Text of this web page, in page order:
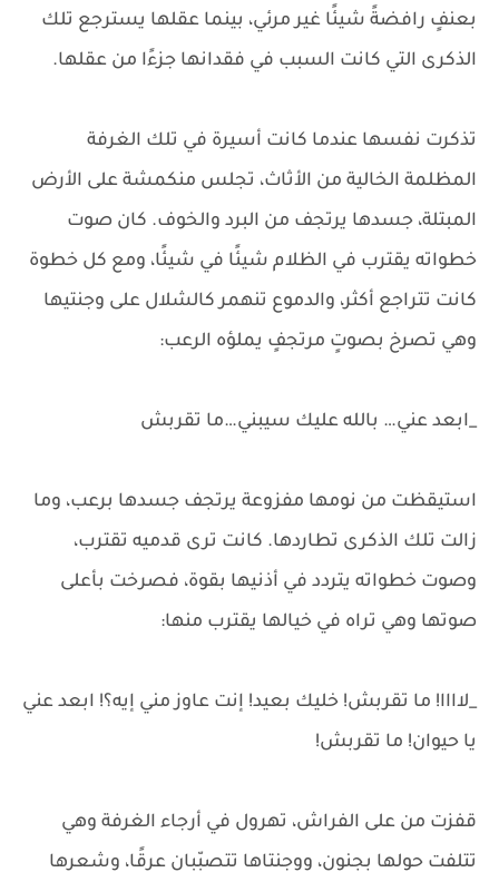
بعنفٍ رافضةً شيئًا غير مرئي، بينما عقلها يسترجع تلك
الذكرى التي كانت السبب في فقدانها جزءًا من عقلها.
تذكرت نفسها عندما كانت أسيرة في تلك الغرفة
المظلمة الخالية من الأثاث، تجلس منكمشة على الأرض
المبتلة، جسدها يرتجف من البرد والخوف. كان صوت
خطواته يقترب في الظلام شيئًا في شيئًا، ومع كل خطوة
كانت تتراجع أكثر، والدموع تنهمر كالشلال على وجنتيها
وهي تصرخ بصوتٍ مرتجفٍ يملؤه الرعب:
_ابعد عني… بالله عليك سيبني…ما تقربش
استيقظت من نومها مفزوعة يرتجف جسدها برعب، وما
زالت تلك الذكرى تطاردها. كانت ترى قدميه تقترب،
وصوت خطواته يتردد في أذنيها بقوة، فصرخت بأعلى
صوتها وهي تراه في خيالها يقترب منها:
_لاااا! ما تقربش! خليك بعيد! إنت عاوز مني إيه؟! ابعد عني
يا حيوان! ما تقربش!
قفزت من على الفراش، تهرول في أرجاء الغرفة وهي
تتلفت حولها بجنون، ووجنتاها تتصبّبان عرقًا، وشعرها